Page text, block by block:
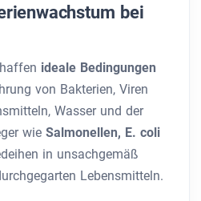
bei
ideale Bedingungen
von Bakterien, Viren
Wasser und der
wie Salmonellen, E. coli
in unsachgemäß
Lebensmitteln.